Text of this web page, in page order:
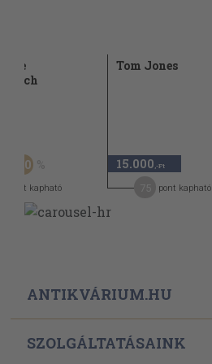
50
pont kapható
Tom Jones
15.000 ,-Ft
pont kapható
ANTIKVÁRIUM.HU
SZOLGÁLTATÁSAINK